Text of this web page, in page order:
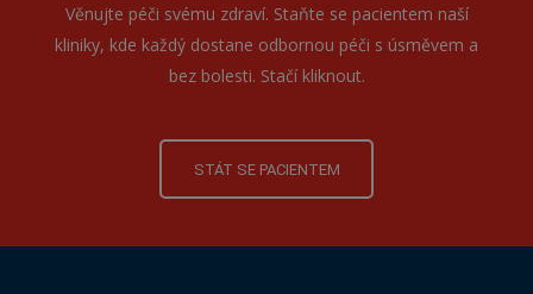
Věnujte péči svému zdraví. Staňte se pacientem naší
kliniky, kde každý dostane odbornou péči s úsměvem a
bez bolesti. Stačí kliknout.
STÁT SE PACIENTEM